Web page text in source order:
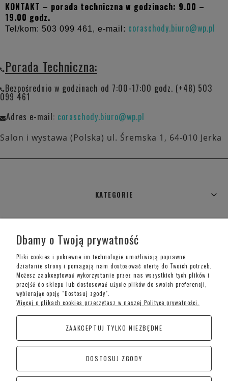
KONTAKT – porada techniczna w godzinach: 9.00 –
19.00 godz.
Tel/kom: 503 099 461, e-mail: coraschody.biuro@wp.pl
Porada Techniczna:
Bezpośrednio w godzinach od 7:00-17:00 godz. (+48) 503
099 461
Adres e-mail: coraschody.biuro@wp.pl
Salon i wystawa (Polska) ul. Śremska 1, 64-010 Jerka
KATEGORIE
MOJE KONTO
INFORMACJE O SKLEPIE
Telefon kontaktowy –+48 697 733 970
Poniedziałek-Piątek: 09:00 - 19:00,
Sobota: 09:00-15:00
CoraSchody – Schody | Poręcze i Balustrady
Dbamy o Twoją prywatność
Pliki cookies i pokrewne im technologie umożliwiają poprawne
działanie strony i pomagają nam dostosować ofertę do Twoich potrzeb.
Możesz zaakceptować wykorzystanie przez nas wszystkich tych plików i
przejść do sklepu lub dostosować użycie plików do swoich preferencji,
wybierając opcję "Dostosuj zgody".
Więcej o plikach cookies przeczytasz w naszej Polityce prywatności.
ZAAKCEPTUJ TYLKO NIEZBĘDNE
DOSTOSUJ ZGODY